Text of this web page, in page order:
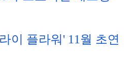
이 플라워' 11월 초연